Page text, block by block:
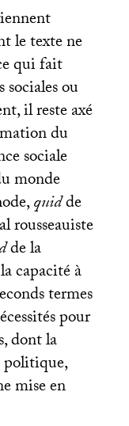
le texte ne
qui fait
ou
il reste axé
du
sociale
monde
quidde
rousseauiste
de la
capacité à
termes
pour
dont la
politique,
mise en